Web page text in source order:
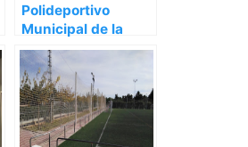
Polideportivo
Municipal de la
Pobla de Vallbona,
Polideportivo en La
Pobla de Vallbona –
Valencia